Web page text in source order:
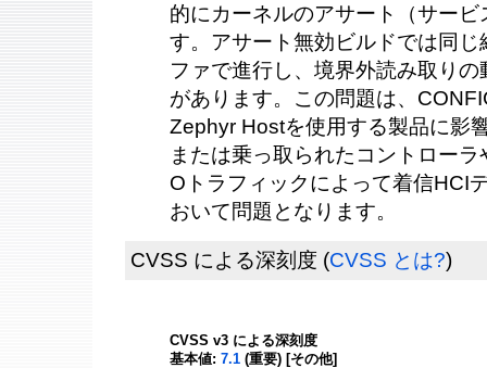
的にカーネルのアサート（サー
す。アサート無効ビルドでは同
ファで進行し、境界外読み取り
があります。この問題は、
Zephyr Hostを使用する製品に影
または乗っ取られたコントロー
Oトラフィックによって着信HCI
おいて問題となります。
CVSS による深刻度 (CVSS とは?)
CVSS v3 による深刻度
基本値: 7.1 (重要) [その他]